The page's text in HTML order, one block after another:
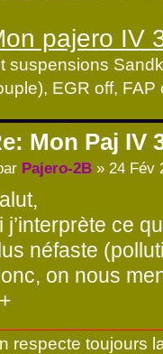
pajero IV
suspensions
EGR off, FAP
Mon Paj IV
Pajero-2B» 24 Fév
j’interprète ce
néfaste
on nous
respecte toujours